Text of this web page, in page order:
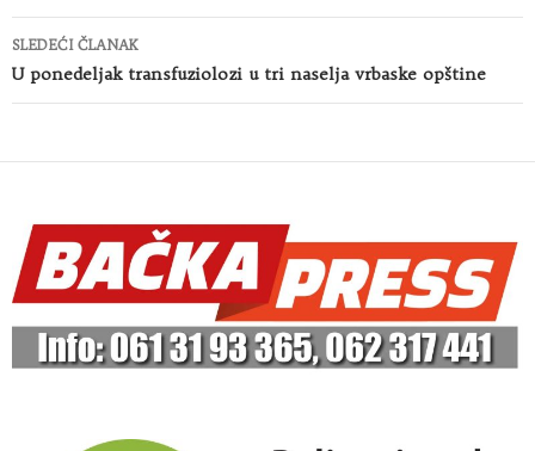
SLEDEĆI ČLANAK
U ponedeljak transfuziolozi u tri naselja vrbaske opštine